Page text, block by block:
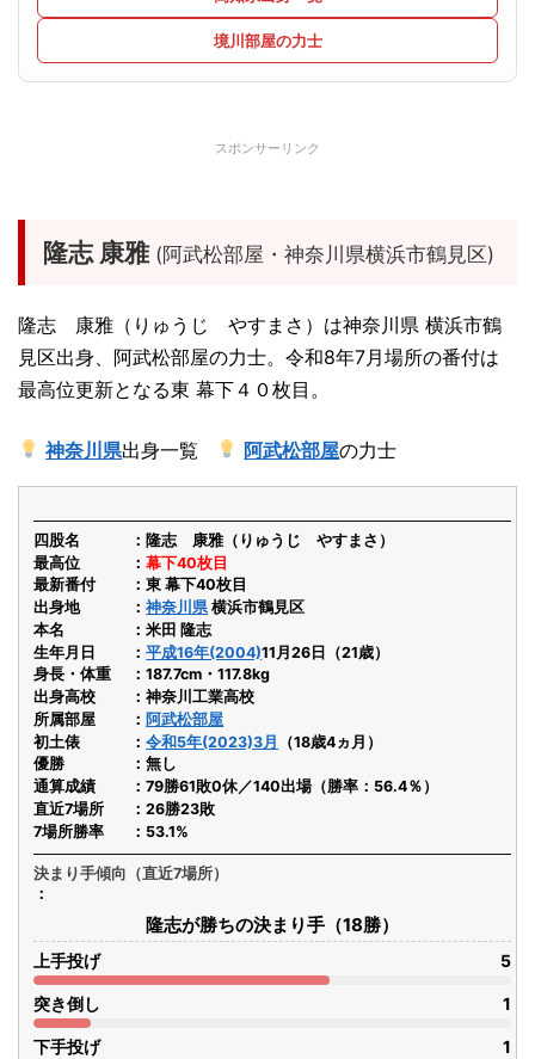
境川部屋の力士
スポンサーリンク
隆志 康雅 (阿武松部屋・神奈川県横浜市鶴見区)
隆志 康雅（りゅうじ やすまさ）は神奈川県 横浜市鶴
見区出身、阿武松部屋の力士。令和8年7月場所の番付は
最高位更新となる東 幕下４０枚目。
神奈川県出身一覧 阿武松部屋の力士
四股名
隆志 康雅（りゅうじ やすまさ）
最高位
幕下40枚目
最新番付
東 幕下40枚目
出身地
神奈川県横浜市鶴見区
本名
米田 隆志
生年月日
平成16年(2004)11月26日（21歳）
身長・体重
187.7cm・117.8kg
出身高校
神奈川工業高校
所属部屋
阿武松部屋
初土俵
令和5年(2023)3月
（18歳4ヵ月）
優勝
無し
通算成績
79勝61敗0休／140出場（勝率：56.4％）
直近7場所
26勝23敗
7場所勝率
53.1%
決まり手傾向（直近7場所）
隆志が勝ちの決まり手（18勝）
上手投げ 5
突き倒し 1
下手投げ 1